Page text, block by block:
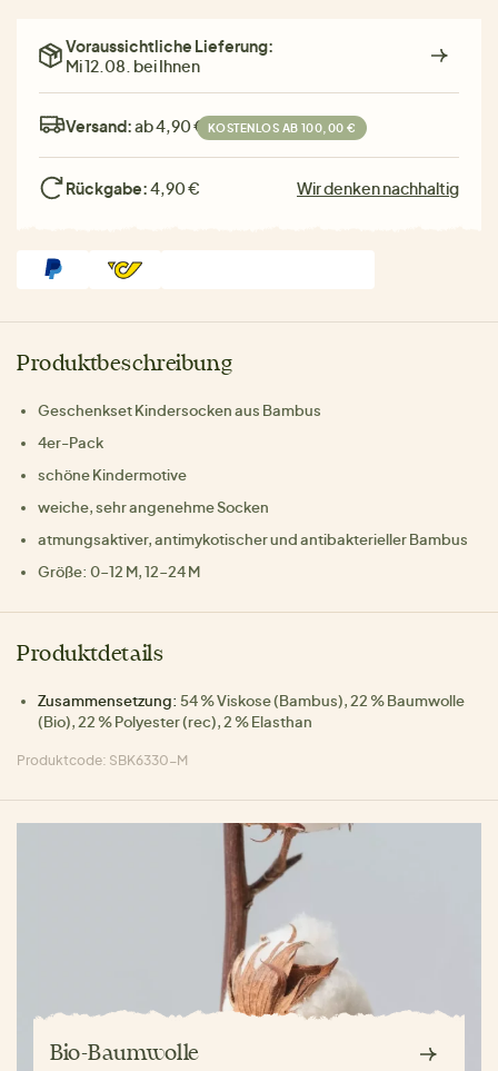
Voraussichtliche Lieferung:
Mi 12.08. bei Ihnen
Versand:ab 4,90 € KOSTENLOS AB 100,00 €
Rückgabe:4,90 € Wir denken nachhaltig
Produktbeschreibung
Geschenkset Kindersocken aus Bambus
4er-Pack
schöne Kindermotive
weiche, sehr angenehme Socken
atmungsaktiver, antimykotischer und antibakterieller Bambus
Größe: 0-12 M, 12-24 M
Produktdetails
Zusammensetzung: 54 % Viskose (Bambus), 22 % Baumwolle
(Bio), 22 % Polyester (rec), 2 % Elasthan
Produktcode: SBK6330-M
Bio-Baumwolle